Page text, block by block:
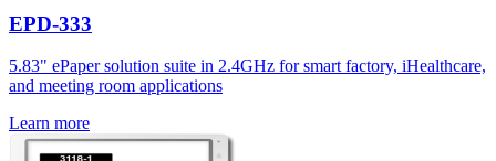
EPD-333
5.83" ePaper solution suite in 2.4GHz for smart factory, iHealthcare,
and meeting room applications
Learn more